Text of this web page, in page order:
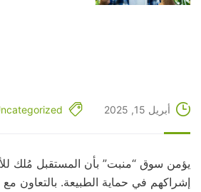
أبريل 15, 2025
يؤمن سوق “منبت” بأن المستقبل مُلك
إشراكهم في حماية الطبيعة. بالتعاون مع